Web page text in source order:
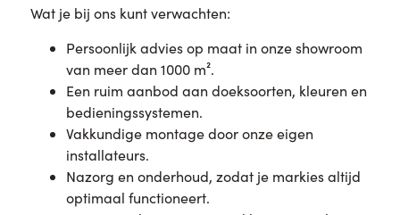
Wat je bij ons kunt verwachten:
Persoonlijk advies op maat in onze showroom
van meer dan 1000 m².
Een ruim aanbod aan doeksoorten, kleuren en
bedieningssystemen.
Vakkundige montage door onze eigen
installateurs.
Nazorg en onderhoud, zodat je markies altijd
optimaal functioneert.